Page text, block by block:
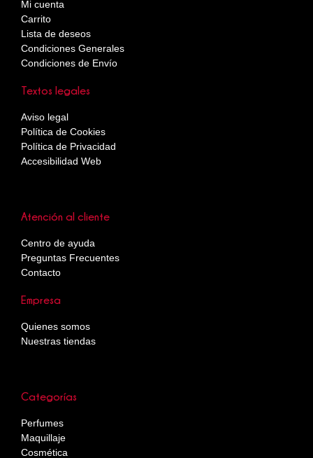
Categorías
Perfumes
Maquillaje
Cosmética
Atención al cliente
Centro de ayuda
Preguntas Frecuentes
Contacto
Empresa
Quienes somos
Nuestras tiendas
Mi cuenta
Carrito
Lista de deseos
Condiciones Generales
Condiciones de Envío
Textos legales
Aviso legal
Política de Cookies
Política de Privacidad
Accesibilidad Web